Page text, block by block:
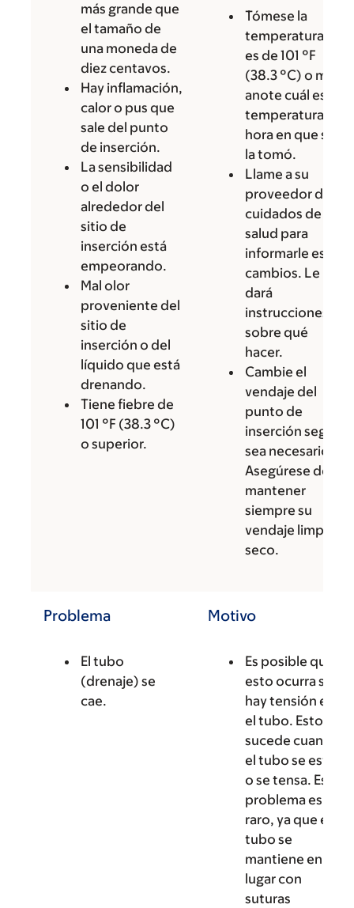
más grande que
el tamaño de
una moneda de
diez centavos.
Hay inflamación,
calor o pus que
sale del punto
de inserción.
La sensibilidad
o el dolor
alrededor del
sitio de
inserción está
empeorando.
Mal olor
proveniente del
sitio de
inserción o del
líquido que está
drenando.
Tiene fiebre de
101 °F (38.3 °C)
o superior.
Tómese la
temperatura. Si
es de 101 °F
(38.3 °C) o más,
anote cuál es su
temperatura y la
hora en que se
la tomó.
Llame a su
proveedor de
cuidados de la
salud para
informarle estos
cambios. Le
dará
instrucciones
sobre qué
hacer.
Cambie el
vendaje del
punto de
inserción según
sea necesario.
Asegúrese de
mantener
siempre su
vendaje limpio y
seco.
Problema
El tubo
(drenaje) se
cae.
Motivo
Es posible que
esto ocurra si
hay tensión en
el tubo. Esto
sucede cuando
el tubo se estira
o se tensa. Este
problema es
raro, ya que el
tubo se
mantiene en su
lugar con
suturas